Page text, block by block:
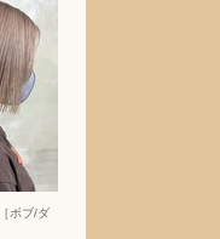
ボブ/ダ